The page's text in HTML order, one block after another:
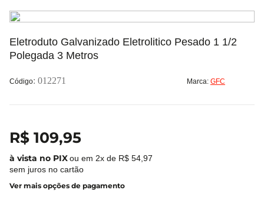
Eletroduto Galvanizado Eletrolitico Pesado 1 1/2
Polegada 3 Metros
: 012271 Marca: GFC
R$ 109,95
ou em 2x de R$ 54 97
sem juros no cartão
Ver mais opções de pagamento
2º luminaria
4º cabo pp
5º